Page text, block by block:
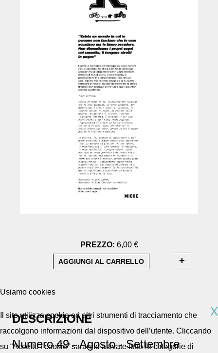
PREZZO: 6,00 €
DESCRIZIONE
Numero 49 - Agosto - Settembre
Usiamo cookies
X
Il sito utilizza cookie ed altri strumenti di tracciamento che
raccolgono informazioni dal dispositivo dell’utente. Cliccando
su “Accetto i cookie” saranno attivate tutte le categorie di